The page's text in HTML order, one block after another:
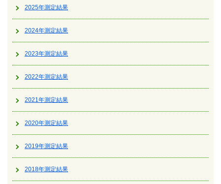
2025年測定結果
2024年測定結果
2023年測定結果
2022年測定結果
2021年測定結果
2020年測定結果
2019年測定結果
2018年測定結果